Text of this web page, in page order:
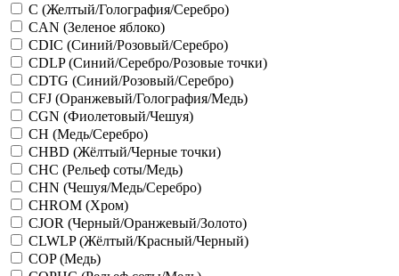
C (Желтый/Голография/Серебро)
CAN (Зеленое яблоко)
CDIC (Синий/Розовый/Серебро)
CDLP (Синий/Серебро/Розовые точки)
CDTG (Синий/Розовый/Серебро)
CFJ (Оранжевый/Голография/Медь)
CGN (Фиолетовый/Чешуя)
CH (Медь/Серебро)
CHBD (Жёлтый/Черные точки)
CHC (Рельеф соты/Медь)
CHN (Чешуя/Медь/Серебро)
CHROM (Хром)
CJOR (Черный/Оранжевый/Золото)
CLWLP (Жёлтый/Красный/Черный)
COP (Медь)